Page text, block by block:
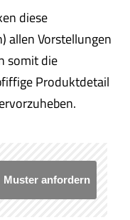
diese
allen Vorstellungen
somit die
Produktdetail
Muster anfordern